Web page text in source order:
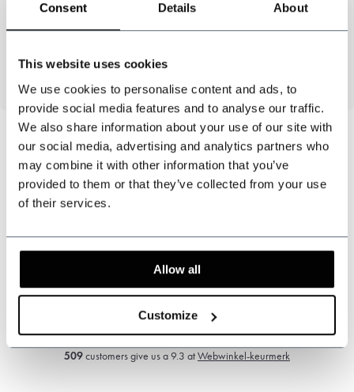
Consent Details About
This website uses cookies
We use cookies to personalise content and ads, to
provide social media features and to analyse our traffic.
We also share information about your use of our site with
our social media, advertising and analytics partners who
may combine it with other information that you’ve
provided to them or that they’ve collected from your use
of their services.
Allow all
Customize
mesure laine bouchons
Pouvons-nous vous aider ?
Service à la clientèle:
+31 528233787
sales@shelbybrothers.com
509customers give us a 9.3 atWebwinkel-keurmerk